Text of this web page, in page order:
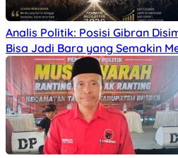
Analis Politik: Posisi Gibran
Bisa Jadi Bara yang Semakin